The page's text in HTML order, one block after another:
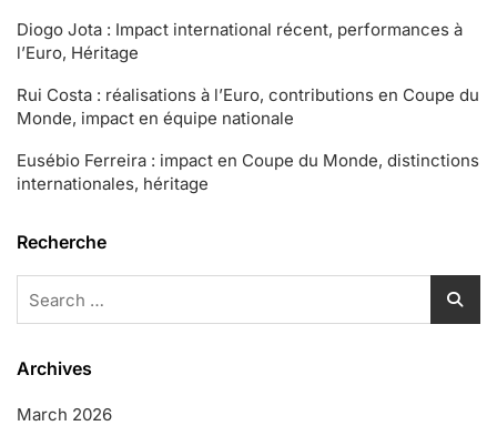
Diogo Jota : Impact international récent, performances à
l’Euro, Héritage
Rui Costa : réalisations à l’Euro, contributions en Coupe du
Monde, impact en équipe nationale
Eusébio Ferreira : impact en Coupe du Monde, distinctions
internationales, héritage
Recherche
for:
Archives
March 2026